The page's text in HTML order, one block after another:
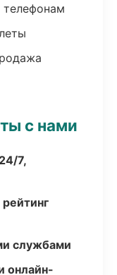
с нами
7,
службами
онлайн-